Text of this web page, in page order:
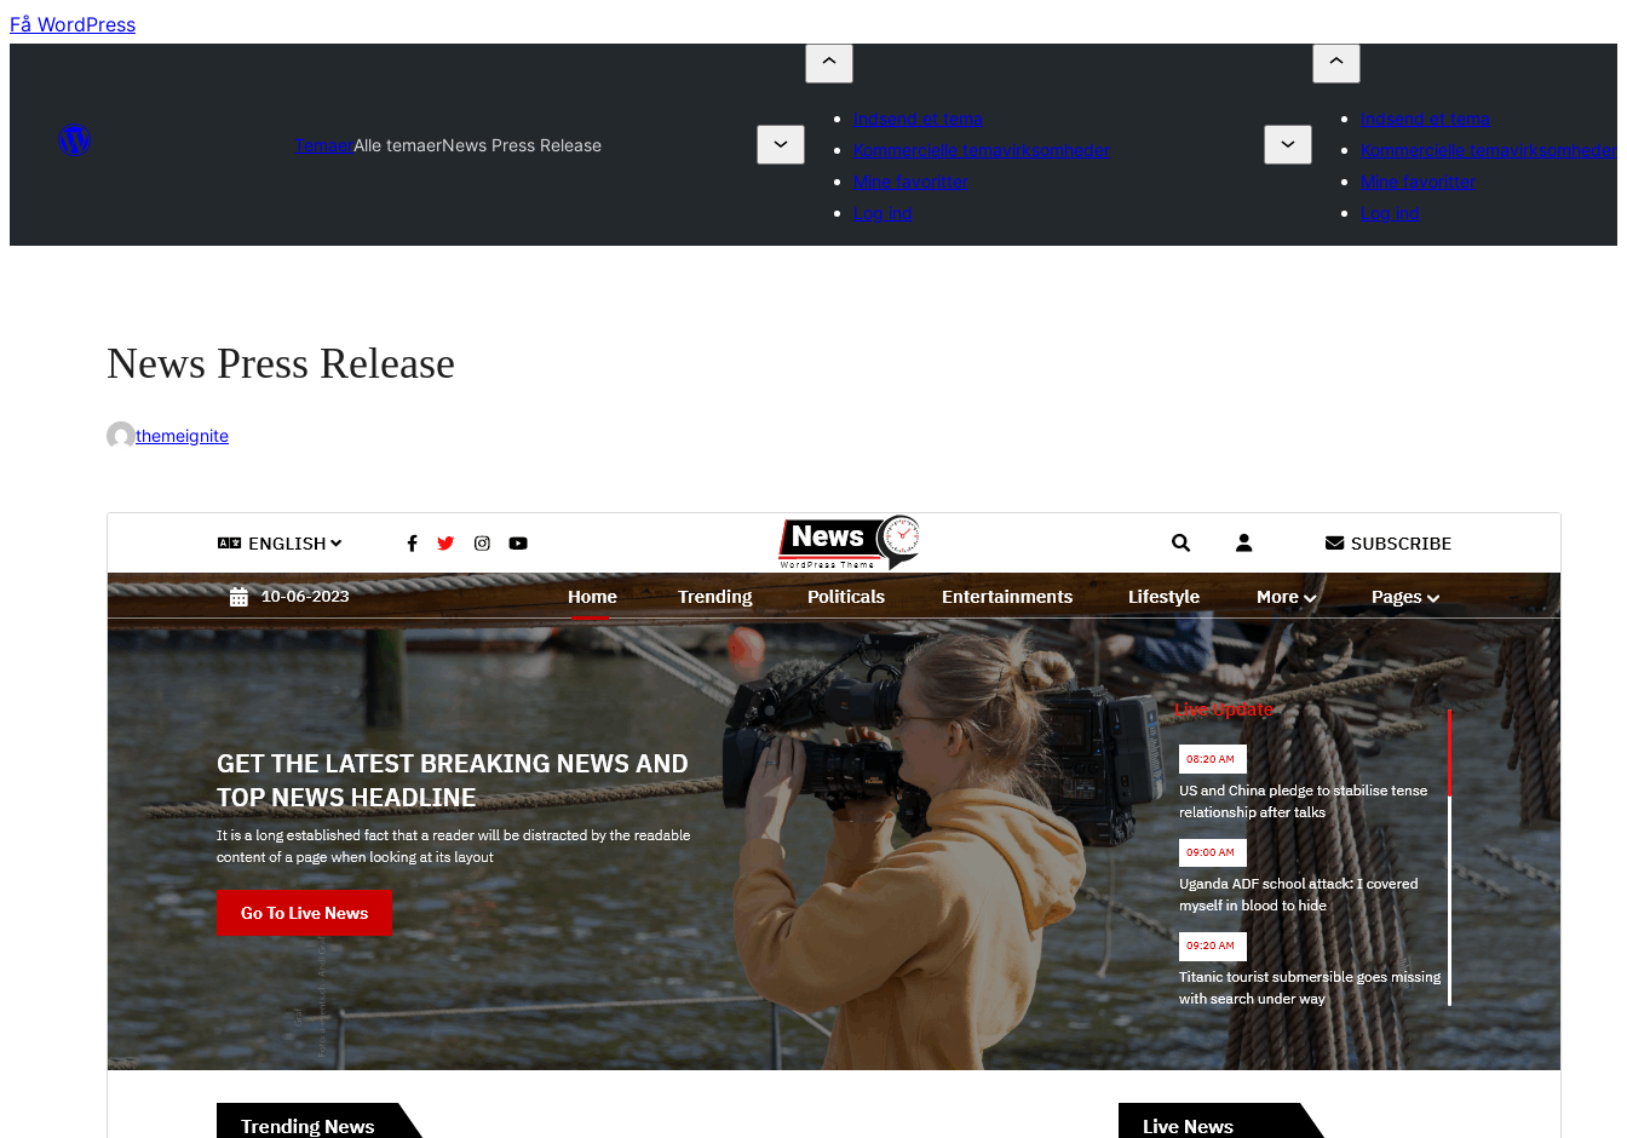
Få WordPress
TemaerAlle temaerNews Press Release
Indsend et tema
Kommercielle temavirksomheder
Mine favoritter
Log ind
Indsend et tema
Kommercielle temavirksomheder
Mine favoritter
Log ind
News Press Release
themeignite
Forhåndsvis Download
Version
4.8.3
Sidst opdateret
15. juli 2026
Aktive installationer
70+
PHP version
5.6
Tema-websted